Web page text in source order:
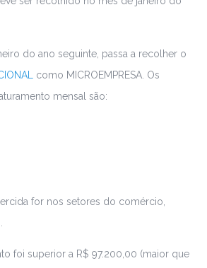
do ano seguinte, passa a recolher o
como MICROEMPRESA. Os
mensal são:
for nos setores do comércio,
foi superior a R$ 97.200,00 (maior que